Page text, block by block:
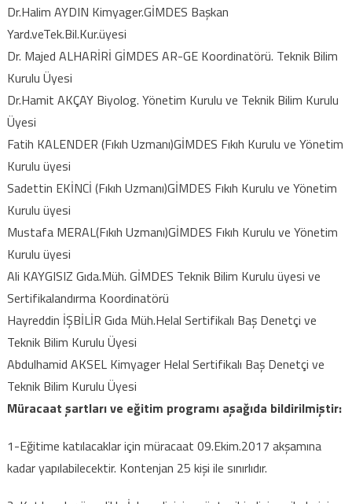
Dr.Halim AYDIN Kimyager.GİMDES Başkan
Yard.veTek.Bil.Kur.üyesi
Dr. Majed ALHARİRİ GİMDES AR-GE Koordinatörü. Teknik Bilim
Kurulu Üyesi
Dr.Hamit AKÇAY Biyolog. Yönetim Kurulu ve Teknik Bilim Kurulu
Üyesi
Fatih KALENDER (Fıkıh Uzmanı)GİMDES Fıkıh Kurulu ve Yönetim
Kurulu üyesi
Sadettin EKİNCİ (Fıkıh Uzmanı)GİMDES Fıkıh Kurulu ve Yönetim
Kurulu üyesi
Mustafa MERAL(Fıkıh Uzmanı)GİMDES Fıkıh Kurulu ve Yönetim
Kurulu üyesi
Ali KAYGISIZ Gıda.Müh. GİMDES Teknik Bilim Kurulu üyesi ve
Sertifikalandırma Koordinatörü
Hayreddin İŞBİLİR Gıda Müh.Helal Sertifikalı Baş Denetçi ve
Teknik Bilim Kurulu Üyesi
Abdulhamid AKSEL Kimyager Helal Sertifikalı Baş Denetçi ve
Teknik Bilim Kurulu Üyesi
Müracaat şartları ve eğitim programı aşağıda bildirilmiştir:
1-Eğitime katılacaklar için müracaat 09.Ekim.2017 akşamına
kadar yapılabilecektir. Kontenjan 25 kişi ile sınırlıdır.